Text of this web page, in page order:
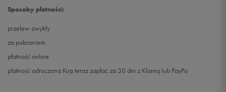
Sposoby płatności:
przelew zwykły
za pobraniem
płatność online
płatność odroczona Kup teraz zapłać za 30 dni z Klarną lub PayPo